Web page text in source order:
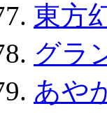
東方
グラ
あや